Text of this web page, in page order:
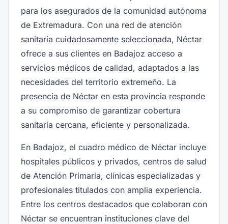
para los asegurados de la comunidad autónoma
de Extremadura. Con una red de atención
sanitaria cuidadosamente seleccionada, Néctar
ofrece a sus clientes en Badajoz acceso a
servicios médicos de calidad, adaptados a las
necesidades del territorio extremeño. La
presencia de Néctar en esta provincia responde
a su compromiso de garantizar cobertura
sanitaria cercana, eficiente y personalizada.
En Badajoz, el cuadro médico de Néctar incluye
hospitales públicos y privados, centros de salud
de Atención Primaria, clínicas especializadas y
profesionales titulados con amplia experiencia.
Entre los centros destacados que colaboran con
Néctar se encuentran instituciones clave del